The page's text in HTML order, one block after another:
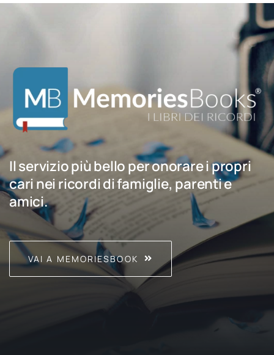
Il servizio più bello per onorare i propri
cari nei ricordi di famiglie, parenti e
amici.
VAI A MEMORIESBOOK